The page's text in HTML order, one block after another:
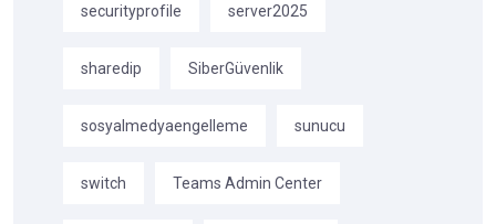
securityprofile server2025
sharedip SiberGüvenlik
sosyalmedyaengelleme sunucu
switch Teams Admin Center